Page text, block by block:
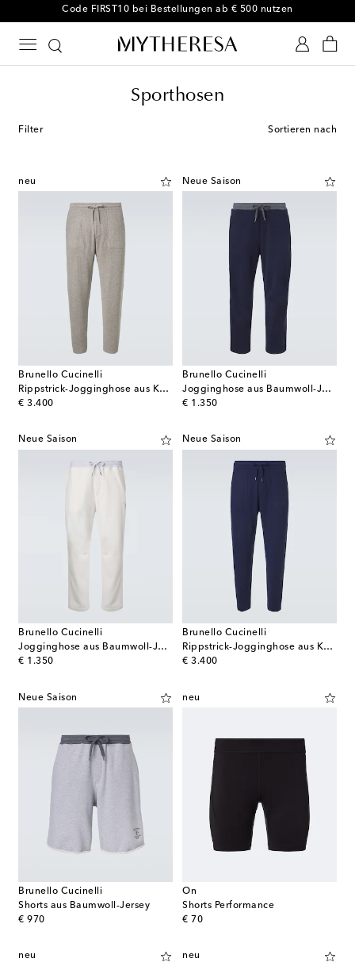
-10 % bei Ihrer ersten Bestellung auf ausgewählte Styles
Sporthosen
Filter Sortieren nach
neu
Brunello Cucinelli
Rippstrick-Jogginghose aus Kaschmir
€ 3.400
original price
Neue Saison
Brunello Cucinelli
Jogginghose aus Baumwoll-Jersey
€ 1.350
original price
Neue Saison
Brunello Cucinelli
Jogginghose aus Baumwoll-Jersey
€ 1.350
original price
Neue Saison
Brunello Cucinelli
Rippstrick-Jogginghose aus Kaschmir
€ 3.400
original price
Neue Saison
Brunello Cucinelli
Shorts aus Baumwoll-Jersey
€ 970
original price
neu
On
Shorts Performance
€ 70
original price
neu neu